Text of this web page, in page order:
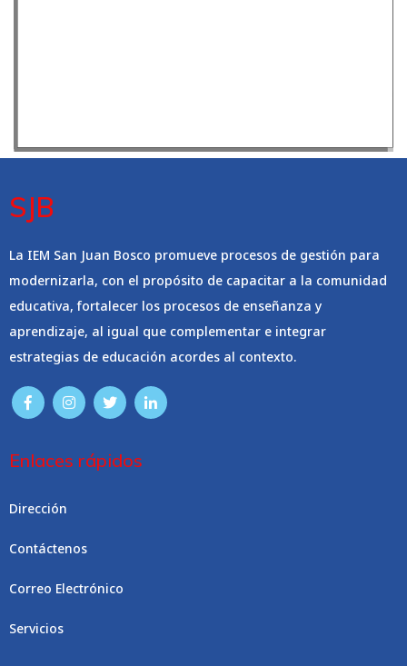
SJB
La IEM San Juan Bosco promueve procesos de gestión para
modernizarla, con el propósito de capacitar a la comunidad
educativa, fortalecer los procesos de enseñanza y
aprendizaje, al igual que complementar e integrar
estrategias de educación acordes al contexto.
Enlaces rápidos
Dirección
Contáctenos
Correo Electrónico
Servicios